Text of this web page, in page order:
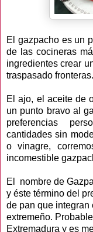
El gazpacho es un
de las cocineras
ingredientes crear
traspasado fronteras.
El ajo, el aceite de
un punto bravo al
preferencias
cantidades sin
o vinagre,
incomestible
El nombre de
y éste término del
de pan que
extremeño.
Extremadura y es